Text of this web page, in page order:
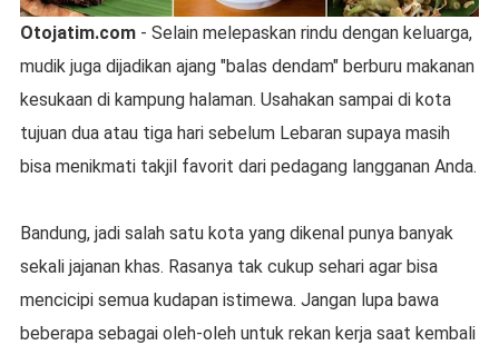
Otojatim.com- Selain melepaskan rindu dengan keluarga,
mudik juga dijadikan ajang "balas dendam" berburu makanan
kesukaan di kampung halaman. Usahakan sampai di kota
tujuan dua atau tiga hari sebelum Lebaran supaya masih
bisa menikmati takjil favorit dari pedagang langganan Anda.
Bandung, jadi salah satu kota yang dikenal punya banyak
sekali jajanan khas. Rasanya tak cukup sehari agar bisa
mencicipi semua kudapan istimewa. Jangan lupa bawa
beberapa sebagai oleh-oleh untuk rekan kerja saat kembali